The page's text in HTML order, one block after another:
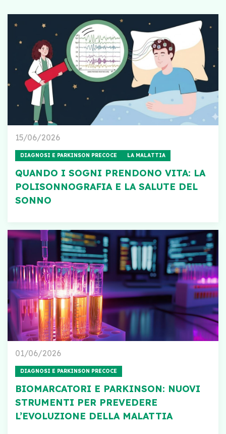
15/06/2026
DIAGNOSI E PARKINSON PRECOCE LA MALATTIA
QUANDO I SOGNI PRENDONO VITA: LA
POLISONNOGRAFIA E LA SALUTE DEL
SONNO
01/06/2026
DIAGNOSI E PARKINSON PRECOCE
BIOMARCATORI E PARKINSON: NUOVI
STRUMENTI PER PREVEDERE
L’EVOLUZIONE DELLA MALATTIA